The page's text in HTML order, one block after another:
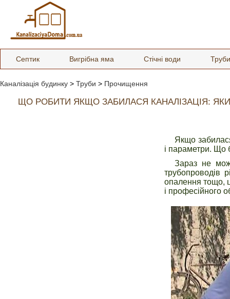
Септик Вигрібна яма Стічні води Труби
Каналізація будинку > Труби > Прочищення
ЩО РОБИТИ ЯКЩО ЗАБИЛАСЯ КАНАЛІЗАЦІЯ:
Якщо
і параметри. Що
Зараз не
трубопроводів
опалення тощо,
і професійного